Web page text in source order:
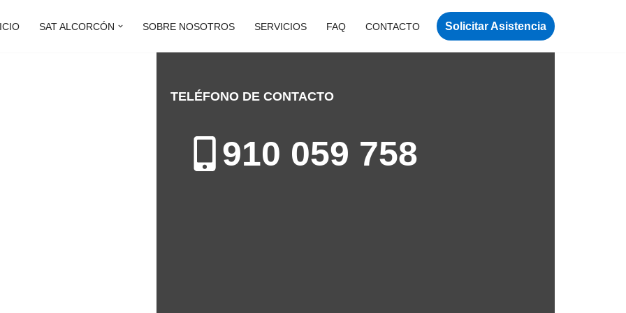
SAT ALCORCÓN SOBRE NOSOTROS SERVICIOS FAQ CONTACTO Solicitar Asistencia
TELÉFONO DE CONTACTO
910 059 758